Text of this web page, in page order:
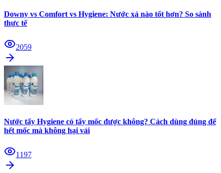
Downy vs Comfort vs Hygiene: Nước xả nào tốt hơn? So sánh
thực tế
2059
Nước tẩy Hygiene có tẩy mốc được không? Cách dùng đúng để
hết mốc mà không hại vải
1197